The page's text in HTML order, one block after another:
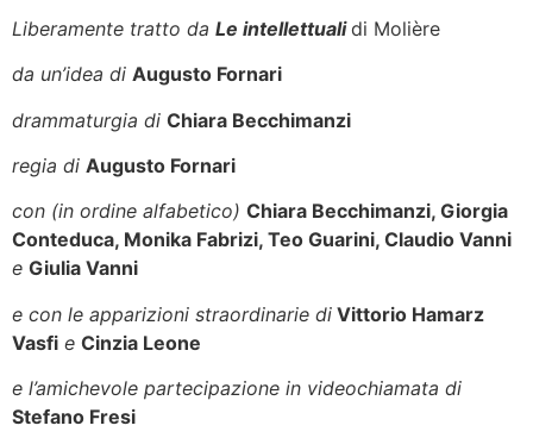
Liberamente tratto da Le intellettuali di Molière
da un’idea di Augusto Fornari
drammaturgia di Chiara Becchimanzi
regia di Augusto Fornari
con (in ordine alfabetico) Chiara Becchimanzi, Giorgia
Conteduca, Monika Fabrizi, Teo Guarini, Claudio Vanni
e Giulia Vanni
e con le apparizioni straordinarie di Vittorio Hamarz
Vasfi e Cinzia Leone
e l’amichevole partecipazione in videochiamata di
Stefano Fresi